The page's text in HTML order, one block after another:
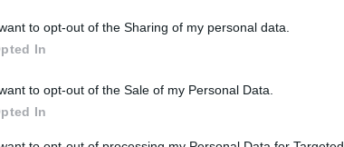
to opt-out of the Sharing of my personal data.
In
to opt-out of the Sale of my Personal Data.
In
të tregtarëve ambulantë.
janë:
persona të tjerë;